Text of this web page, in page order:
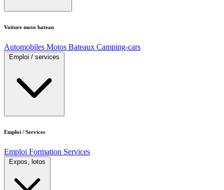
Voiture moto bateau
Automobiles Motos Bateaux Camping-cars
Emploi / services
Emploi / Services
Emploi Formation Services
Expos, lotos